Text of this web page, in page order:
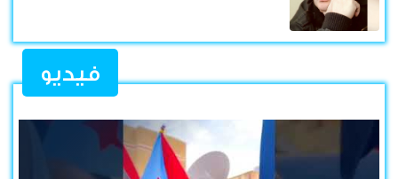
فيديو